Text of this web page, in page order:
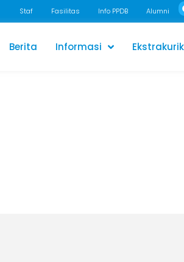
Staf Fasilitas Info PPDB Alumni
Berita Informasi